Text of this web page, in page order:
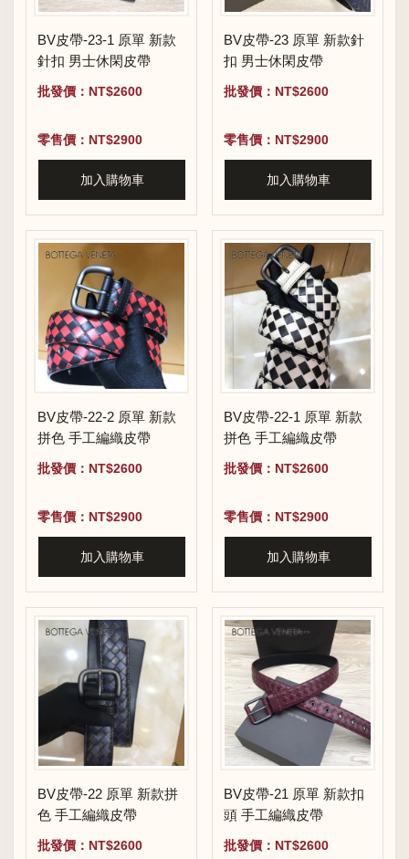
BV皮帶-23-1 原單 新款
針扣 男士休閑皮帶
批發價：NT$2600
零售價：NT$2900
加入購物車
BV皮帶-23 原單 新款針
扣 男士休閑皮帶
批發價：NT$2600
零售價：NT$2900
加入購物車
BV皮帶-22-2 原單 新款
拼色 手工編織皮帶
批發價：NT$2600
零售價：NT$2900
加入購物車
BV皮帶-22-1 原單 新款
拼色 手工編織皮帶
批發價：NT$2600
零售價：NT$2900
加入購物車
BV皮帶-22 原單 新款拼
色 手工編織皮帶
批發價：NT$2600
BV皮帶-21 原單 新款扣
頭 手工編織皮帶
批發價：NT$2600